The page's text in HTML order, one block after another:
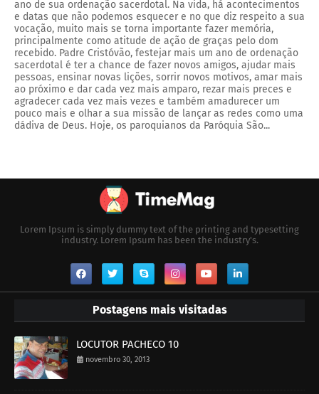
ano de sua ordenação sacerdotal. Na vida, há acontecimentos
e datas que não podemos esquecer e no que diz respeito a sua
vocação, muito mais se torna importante fazer memória,
principalmente como atitude de ação de graças pelo dom
recebido. Padre Cristóvão, festejar mais um ano de ordenação
sacerdotal é ter a chance de fazer novos amigos, ajudar mais
pessoas, ensinar novas lições, sorrir novos motivos, amar mais
ao próximo e dar cada vez mais amparo, rezar mais preces e
agradecer cada vez mais vezes e também amadurecer um
pouco mais e olhar a sua missão de lançar as redes como uma
dádiva de Deus. Hoje, os paroquianos da Paróquia São...
Lorem Ipsum is simply dummy text of the printing and typesetting
industry. Lorem Ipsum has been the industry's.
Postagens mais visitadas
LOCUTOR PACHECO 10
novembro 30, 2013